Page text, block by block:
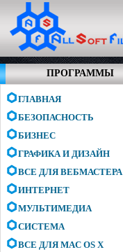
ПРОГРАММЫ
ГЛАВНАЯ
БЕЗОПАСНОСТЬ
БИЗНЕС
ГРАФИКА И ДИЗАЙН
ВСЕ ДЛЯ ВЕБМАСТЕРА
ИНТЕРНЕТ
МУЛЬТИМЕДИА
СИСТЕМА
ВСЕ ДЛЯ MAC OS X